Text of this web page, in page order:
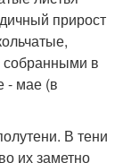
прирост
собранными в
- мае (в
В тени
их заметно